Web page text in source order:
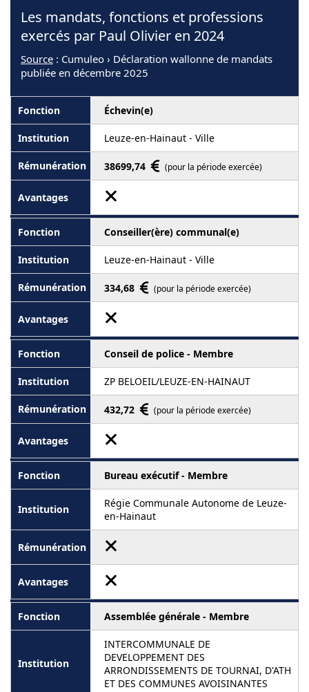
Les mandats, fonctions et professions
exercés par Paul Olivier en 2024
Source : Cumuleo › Déclaration wallonne de mandats
publiée en décembre 2025
Échevin(e)
Leuze-en-Hainaut - Ville
38699,74 (pour la période exercée)
Conseiller(ère) communal(e)
Leuze-en-Hainaut - Ville
334,68 (pour la période exercée)
Conseil de police - Membre
ZP BELOEIL/LEUZE-EN-HAINAUT
432,72 (pour la période exercée)
Bureau exécutif - Membre
Régie Communale Autonome de Leuze-
en-Hainaut
Assemblée générale - Membre
INTERCOMMUNALE DE
DEVELOPPEMENT DES
ARRONDISSEMENTS DE TOURNAI, D'ATH
ET DES COMMUNES AVOISINANTES